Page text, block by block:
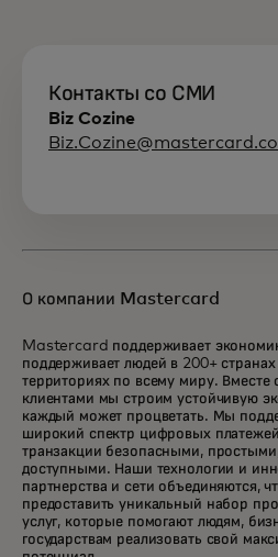
Контакты со СМИ
Biz Cozine
О компании Mastercard
Mastercard поддерживает
поддерживает людей в 200+ странах
территориях по всему миру. Вместе
клиентами мы строим устойчивую
каждый может процветать. Мы
широкий спектр цифровых
транзакции безопасными,
доступными. Наши технологии и
партнерства и сети объединяются,
предоставить уникальный набор
услуг, которые помогают людям,
государствам реализовать свой